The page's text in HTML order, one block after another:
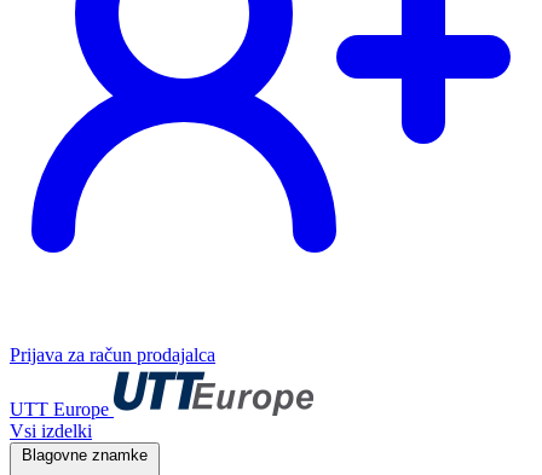
Prijava za račun prodajalca
UTT Europe
Vsi izdelki
Blagovne znamke